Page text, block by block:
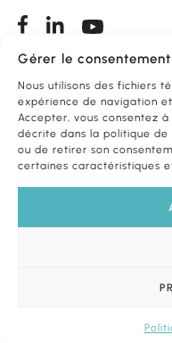
Gérer le
Nous utilisons des fichiers
expérience de navigation
Accepter, vous consentez
décrite dans la politique de
ou de retirer son
certaines caractéristiques
Conditions de vente
Foire aux questions
FORMATIONSPAR
FORMATIONSPAR
© 2026 Tous droits